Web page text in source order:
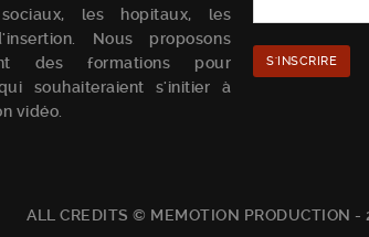
les hopitaux, les
Nous proposons
des formations pour
souhaiteraient s'initier à
vidéo.
ALL CREDITS © MEMOTION PRODUCTION -